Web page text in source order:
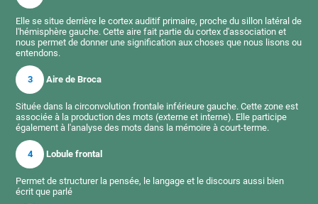
Elle se situe derrière le cortex auditif primaire, proche du sillon latéral de
l'hémisphère gauche. Cette aire fait partie du cortex d'association et
nous permet de donner une signification aux choses que nous lisons ou
entendons.
3 Aire de Broca
Située dans la circonvolution frontale inférieure gauche. Cette zone est
associée à la production des mots (externe et interne). Elle participe
également à l'analyse des mots dans la mémoire à court-terme.
4 Lobule frontal
Permet de structurer la pensée, le langage et le discours aussi bien
écrit que parlé